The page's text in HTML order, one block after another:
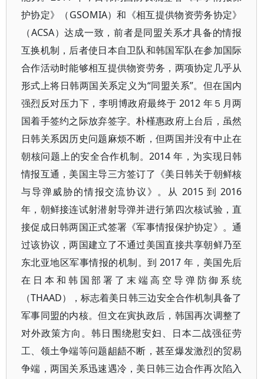
护协定》（GSOMIA）和《相互提供物资劳务协定》
（ACSA）达成一致，前者是同盟关系才具备的情报
互换机制，后者使日本自卫队和韩国军队在参加国际
合作活动时能够相互提供物资劳务，两项协定几乎从
形式上将日韩两国关系定义为“同盟关系”。但在国内
强烈反对压力下，李明博政府最终于 2012 年５月两
国着手签约之际放弃签字。朴槿惠政府上台后，虽然
日韩关系因历史问题麻烦不断，但两国并没有中止在
朝核问题上的安全合作机制。2014 年，为实现日韩
情报互通，美国主导三方签订了《美日韩关于朝鲜核
与导弹威胁的情报交流协议》。从 2015 到 2016
年，朝鲜接连试射潜射导弹并进行第四次核试验，直
接促成日韩两国正式签署《军事情报保护协定》。通
过该协议，两国建立了不通过美国直接共享朝鲜乃至
东北亚地区军事情报的机制。到 2017 年，美国先后
在日本和韩国部署了末端高空导弹防御系统
（THAAD），标志着美日韩三边安全合作机制具备了
军事同盟的内核。但文在寅执政后，韩国再次调整了
对外政策方向。韩日围绕慰安妇、日本二战强征劳
工、领土争端等问题龃龉不断，甚至爆发激烈的贸易
争端，两国关系迅速遇冷，美日韩三边合作再次陷入